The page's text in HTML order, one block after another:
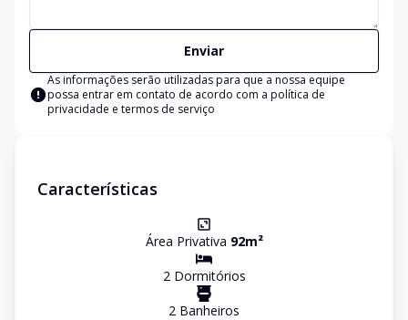
Enviar
As informações serão utilizadas para que a nossa equipe
possa entrar em contato de acordo com a política de
privacidade e termos de serviço
Características
Área Privativa 92m²
2Dormitórios
2 Banheiros